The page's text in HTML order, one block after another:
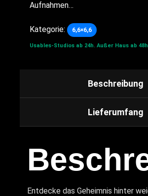
Aufnahmen…
Kategorie: 6,6×6,6
Usables-Studios ab 24h. Außer Haus ab
Beschreibung
Lieferumfang
Entdecke das Geheimnis hinter